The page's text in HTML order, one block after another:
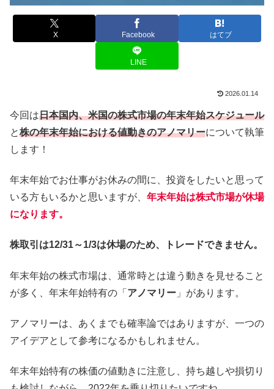
X Facebook はてブ
LINE
2026.01.14
今回は日本国内、米国の株式市場の年末年始スケジュール
と株の年末年始における値動きのアノマリーについて執筆
します！
年末年始でお仕事がお休みの間に、投資をしたいと思って
いる方もいるかと思いますが、 年末年始は株式市場が休場
になります。
株取引は12/31～1/3は休場のため、トレードできません。
年末年始の株式市場は、通常時とは違う動きを見せること
が多く、年末年始特有の「 アノマリー 」があります。
アノマリーは、あくまでも確率論ではありますが、一つの
アイデアとして参考になるかもしれません。
年末年始特有の株価の値動きに注意し、持ち越しや損切り